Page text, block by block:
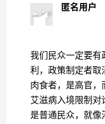
匿名用户
我们民众一定要有
利，政策制定者取
肉食者，是高官，
艾滋病入境限制对
是普通民众，就像